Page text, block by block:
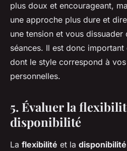
plus doux et encourageant,
une approche plus dure et
une tension et vous
séances. Il est donc
dont le style correspond à
personnelles.
5. Évaluer la
disponibilité
La flexibilité et la disponibilité